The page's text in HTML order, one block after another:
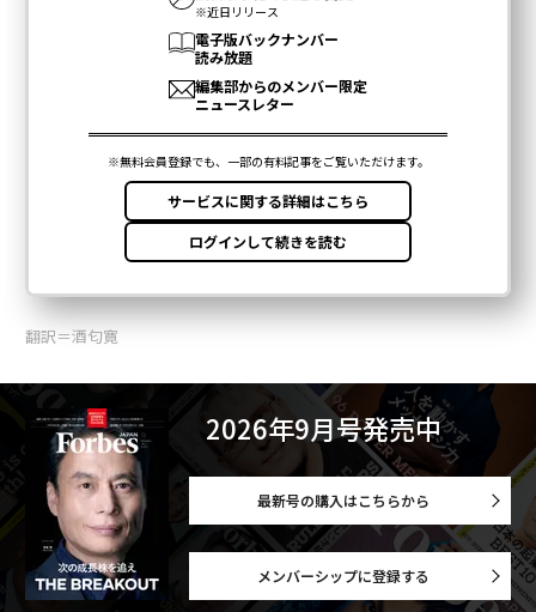
翻訳＝酒匂寛
2026年9月号発売中
最新号の購入はこちらから
メンバーシップに登録する